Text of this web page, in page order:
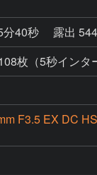
分40秒
露出
枚（5秒イン
F3.5 EX DC